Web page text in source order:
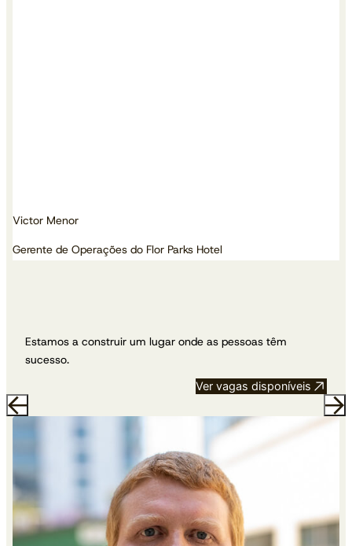
Victor Menor
Gerente de Operações do Flor Parks Hotel
Estamos a construir um lugar onde as pessoas têm
sucesso.
Ver vagas disponíveis